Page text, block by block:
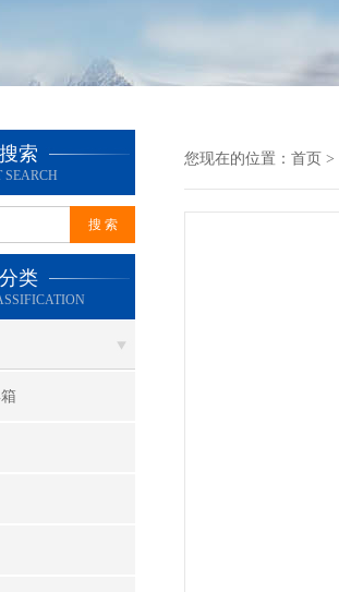
索
SEARCH
类
您现在的位置： 首页 >